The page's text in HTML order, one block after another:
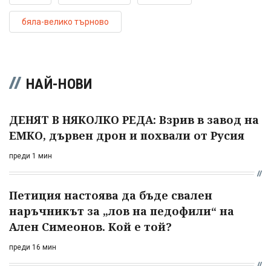
бяла-велико търново
НАЙ-НОВИ
ДЕНЯТ В НЯКОЛКО РЕДА: Взрив в завод на
ЕМКО, дървен дрон и похвали от Русия
преди 1 мин
Петиция настоява да бъде свален
наръчникът за „лов на педофили“ на
Ален Симеонов. Кой е той?
преди 16 мин